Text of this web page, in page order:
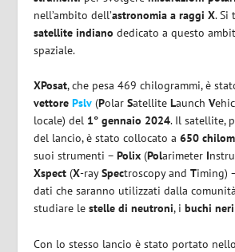
nell’ambito dell’astronomia a raggi X. Si
satellite indiano dedicato a questo
spaziale.
XPosat, che pesa 469 chilogrammi, è
vettorePslv (PolarSatelliteLaunch V
locale) del 1° gennaio 2024. Il satellite,
del lancio, è stato collocato a650
suoi strumenti –Polix (Polarimeter I
Xspect (X-raySpectroscopy andTiming)
dati che saranno utilizzati dalla
studiare lestelle di neutroni, ibuchi neri
Con lo stesso lancio è stato portato